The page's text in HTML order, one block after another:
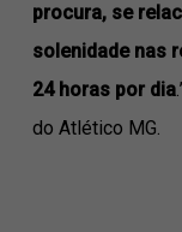
procura, se
solenidade nas
24 horas por dia
do Atlético MG.